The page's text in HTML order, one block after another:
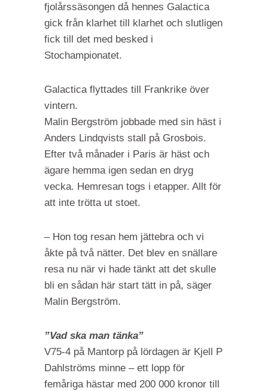
fjolårssäsongen då hennes Galactica
gick från klarhet till klarhet och slutligen
fick till det med besked i
Stochampionatet.
Galactica flyttades till Frankrike över
vintern.
Malin Bergström jobbade med sin häst i
Anders Lindqvists stall på Grosbois.
Efter två månader i Paris är häst och
ägare hemma igen sedan en dryg
vecka. Hemresan togs i etapper. Allt för
att inte trötta ut stoet.
– Hon tog resan hem jättebra och vi
åkte på två nätter. Det blev en snällare
resa nu när vi hade tänkt att det skulle
bli en sådan här start tätt in på, säger
Malin Bergström.
”Vad ska man tänka”
V75-4 på Mantorp på lördagen är Kjell P
Dahlströms minne – ett lopp för
femåriga hästar med 200 000 kronor till